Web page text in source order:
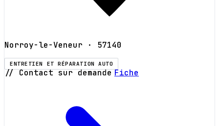
Norroy-le-Veneur · 57140
ENTRETIEN ET RÉPARATION AUTO
// Contact sur demande Fiche